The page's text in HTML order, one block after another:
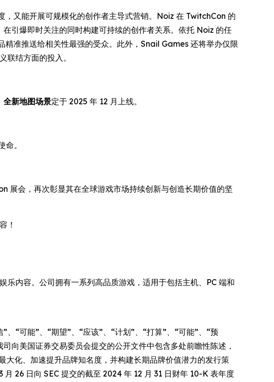
又能开展可规模化的创作者主导式营销。Noiz 在 TwitchCon 的
引爆即时关注的同时构建可持续的创作者关系。依托 Noiz 的任
准推送给相关性最强的受众。此外，Snail Games 还将举办仅限
联结方面的投入。
全新地图场景定于 2025 年 12 月上线。
。
展会，再次彰显其在全球游戏市场持续创新与创造长期价值的坚
！
内容。公司拥有一系列高品质游戏，适用于包括主机、PC 端和
“可能”、“期望”、“应该”、“计划”、“打算”、“可能”、“预
向美国证券交易委员会提交的公开文件中包含多处前瞻性陈述，
化、加速提升品牌知名度，并构建长期品牌价值潜力的发行策
26 日向 SEC 提交的截至 2024 年 12 月 31 日财年 10-K 表年度